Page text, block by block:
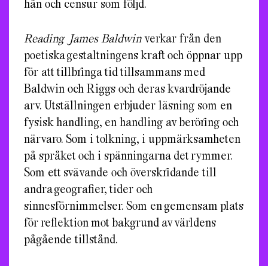
hån och censur som följd.
Reading James Baldwinverkar från den
poetiska gestaltningens kraft och öppnar upp
för att tillbringa tid tillsammans med
Baldwin och Riggs och deras kvardröjande
arv. Utställningen erbjuder läsning som en
fysisk handling, en handling av beröring och
närvaro. Som i tolkning, i uppmärksamheten
på språket och i spänningarna det rymmer.
Som ett svävande och överskridande till
andra geografier, tider och
sinnesförnimmelser. Som en gemensam plats
för reflektion mot bakgrund av världens
pågående tillstånd.